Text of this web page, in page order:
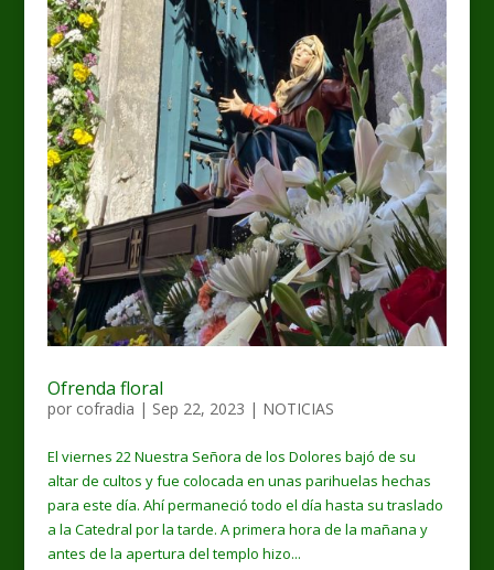
Ofrenda floral
por cofradia | Sep 22, 2023 | NOTICIAS
El viernes 22 Nuestra Señora de los Dolores bajó de su
altar de cultos y fue colocada en unas parihuelas hechas
para este día. Ahí permaneció todo el día hasta su traslado
a la Catedral por la tarde. A primera hora de la mañana y
antes de la apertura del templo hizo...